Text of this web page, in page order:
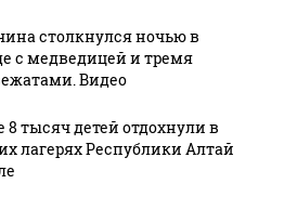
столкнулся ночью в
с медведицей и тремя
Видео
8 тысяч детей отдохнули в
лагерях Республики Алтай